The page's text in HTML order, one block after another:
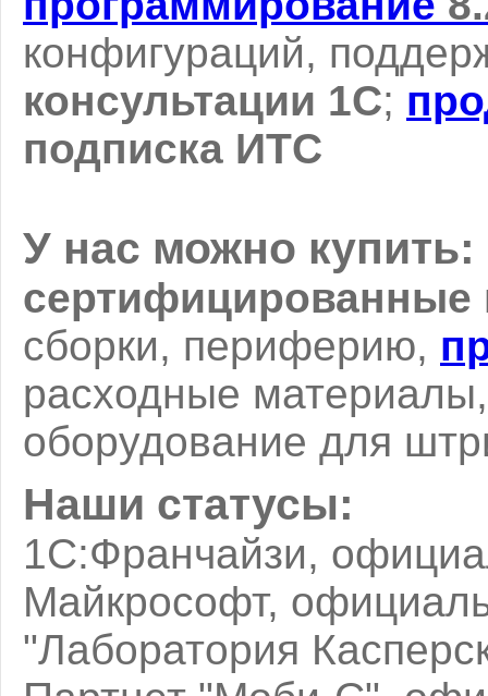
конфигураций,
консультации 1С;
подписка ИТС
У нас можно купить:
сборки, периферию,
расходные
оборудование для
Наши статусы:
1С:Франчайзи,
Майкрософт,
"Лаборатория